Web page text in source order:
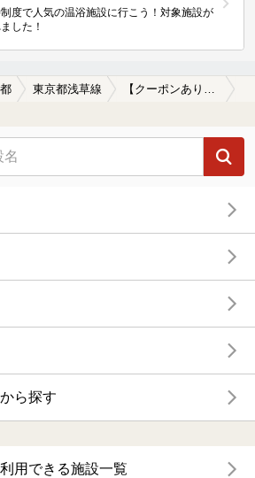
度で人気の温浴施設に行こう！対象施設が
した！
東京都浅草線 【クーポンあり】宿泊できる東京都浅草線周辺の温泉、日帰り温泉、スーパー銭湯を探す
ら探す
用できる施設一覧